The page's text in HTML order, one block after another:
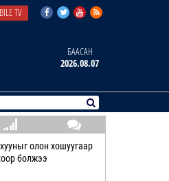
TV
БААСАН
2026.08.07
олон хошуугаар
болжээ